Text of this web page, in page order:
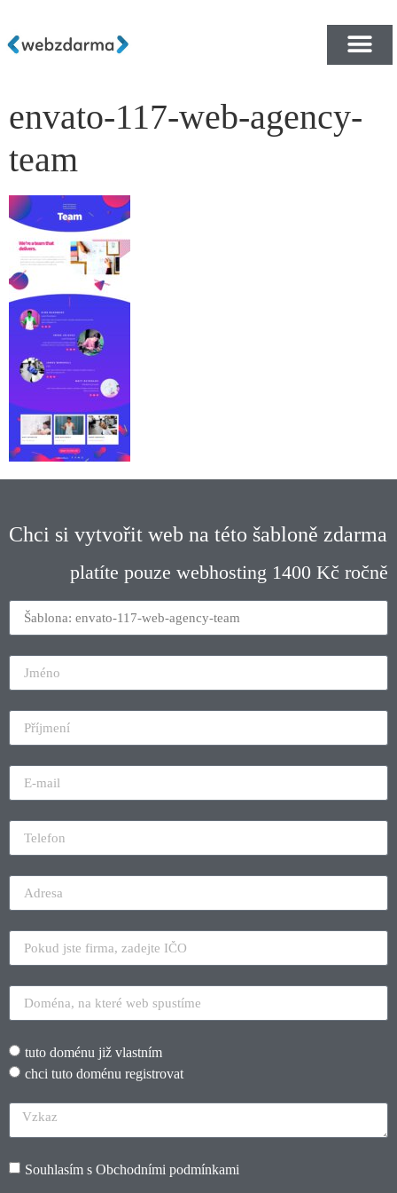
envato-117-web-agency-
team
Chci si vytvořit web na této šabloně zdarma
platíte pouze webhosting 1400 Kč ročně
tuto doménu již vlastním
chci tuto doménu registrovat
Souhlasím s Obchodními podmínkami